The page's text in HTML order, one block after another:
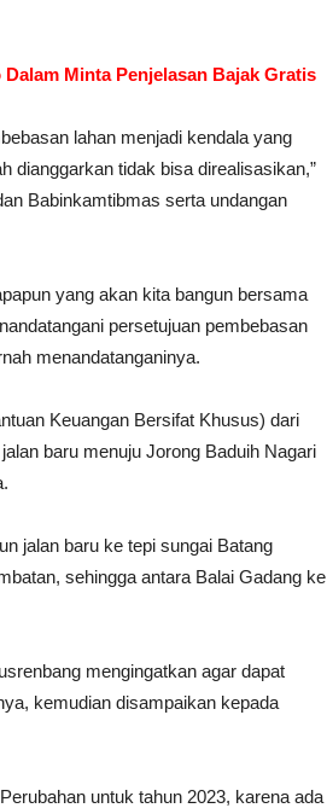
Minta Penjelasan Bajak Gratis
lahan menjadi kendala yang
dianggarkan tidak bisa direalisasikan,”
Babinkamtibmas serta undangan
yang akan kita bangun bersama
persetujuan pembebasan
menandatanganinya.
Keuangan Bersifat Khusus) dari
baru menuju Jorong Baduih Nagari
jalan baru ke tepi sungai Batang
sehingga antara Balai Gadang ke
mengingatkan agar dapat
kemudian disampaikan kepada
untuk tahun 2023, karena ada